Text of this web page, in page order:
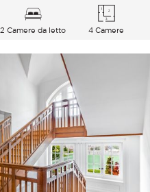
2 Camere da letto 4 Camere